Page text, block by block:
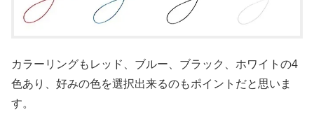
カラーリングもレッド、ブルー、ブラック、ホワイトの4
色あり、好みの色を選択出来るのもポイントだと思いま
す。